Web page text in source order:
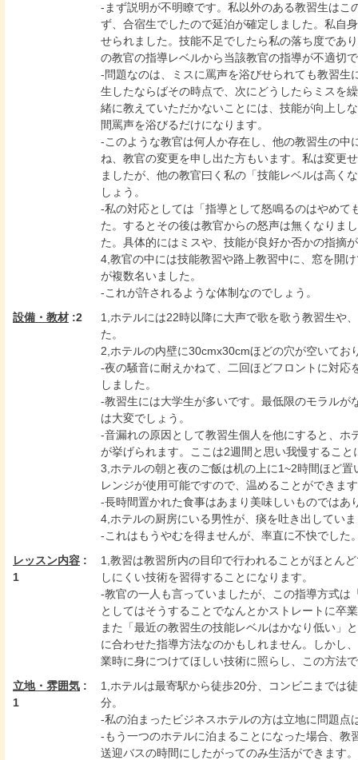
-まず説明が不明瞭です。私以外のある教習生はこ
ず、合宿生でしたので延泊が確定しました。私自
せられました。技能不足でしたら私の落ち度であ
の教官の指導レベルから当該教官の指導が不適切
-問題なのは、ミスに罵声を浴びせられても教習生
生したならばその時点で、次にどうしたらミスを
緒に教えていただかないことには、技能が向上し
間罵声を浴びるだけになります。
-このような教官は何人か存在し、他の教習生の中
ね、教官の変更を申し出た方もいます。私は変更
ましたが、他の教官曰く私の「技能レベルは高く
しょう。
-私の対応としては「指導として怒鳴るのはやめて
た。するとその後は教官からの怒声は無くなりま
た。具体的にはミスや、技能が良好か否かの指摘
4,教官の中には技能教習や路上教習中に、窓を開
が複数名いました。
-これが許されるような体制なのでしょう。
設備・教材 :2
1,ホテルには22時以降に大声で歌を歌う教習生や
た。
2,ホテルの内壁に30cmx30cmほどの穴が空いてお
-夜の騒音に耐えかねて、二回ほどフロントに対応
しました。
-教習生には大学生が多いです。最低限のモラルが
は大変でしょう。
-音漏れの原因として教習生個人を他にすると、ホ
が挙げられます。ここは2週間と思い我慢すること
3,ホテルの朝と夜のご飯は机の上に1~2時間ほど
レンジが使用可能ですので、温めることができま
-長時間置かれた食事はあまり美味しいものではあ
4,ホテルの厨房にいる男性が、痰を吐き出してい
-これはもうやむを得ませんが、率直に不快でした
レッスン内容 :
1
1,教習は教習所内の目印で行われることがほとん
しにくい技術を習得することになります。
-教官の一人も言っていましたが、この指導方式は
としてはそうすることでなんとかストレートに卒
また「最近の教習生の技能レベルはかなり低い」
に合わせた指導方法なのかもしれません。しかし
業時に身につけてほしい技術に照らし、この方法
立地・雰囲気 :
1
1,ホテルは最寄駅から徒歩20分、コンビニまでは
分。
-私の泊まったビジネスホテルの方は立地に問題点
-もう一つのホテルに泊まることになった場合、教
送迎バスの時間にしたがってのみ生活ができます